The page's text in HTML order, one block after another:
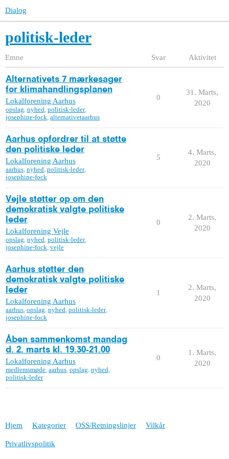
Dialog
politisk-leder
Emne Svar Aktivitet
Alternativets 7 mærkesager
for klimahandlingsplanen
Lokalforening Aarhus
opslag, nyhed, politisk-leder,
josephine-fock, alternativetaarhus
0
31. Marts,
2020
Aarhus opfordrer til at støtte
den politiske leder
Lokalforening Aarhus
aarhus, nyhed, politisk-leder,
josephine-fock
5
4. Marts,
2020
Vejle støtter op om den
demokratisk valgte politiske
leder
Lokalforening Vejle
opslag, nyhed, politisk-leder,
josephine-fock, vejle
0
2. Marts,
2020
Aarhus støtter den
demokratisk valgte politiske
leder
Lokalforening Aarhus
aarhus, opslag, nyhed, politisk-leder,
josephine-fock
1
2. Marts,
2020
Åben sammenkomst mandag
d. 2. marts kl. 19.30-21.00
Lokalforening Aarhus
medlemsmøde, aarhus, opslag, nyhed,
politisk-leder
0
1. Marts,
2020
Hjem Kategorier OSS/Retningslinjer Vilkår
Privatlivspolitik